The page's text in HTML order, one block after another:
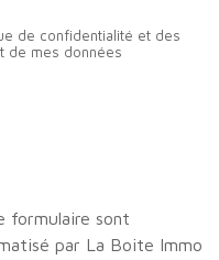
de confidentialité et des
de mes données
formulaire sont
par La Boite Immo